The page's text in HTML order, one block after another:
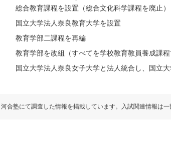
総合教育課程を設置（総合文化科学課程を廃止）
国立大学法人奈良教育大学を設置
教育学部二課程を再編
教育学部を改組（すべてを学校教育教員養成課
国立大学法人奈良女子大学と法人統合し、国立
合塾にて調査した情報を掲載しています。入試関連情報は